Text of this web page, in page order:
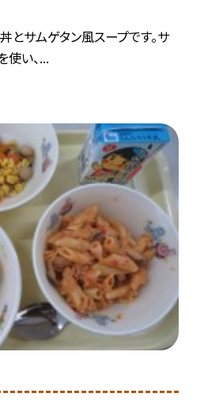
サムゲタン風スープです。サ
い、...